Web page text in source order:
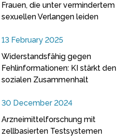
Frauen, die unter vermindertem
sexuellen Verlangen leiden
13 February 2025
Widerstandsfähig gegen
Fehlinformationen: KI stärkt den
sozialen Zusammenhalt
30 December 2024
Arzneimittelforschung mit
zellbasierten Testsystemen